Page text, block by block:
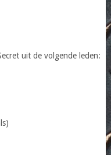
uit de volgende leden: